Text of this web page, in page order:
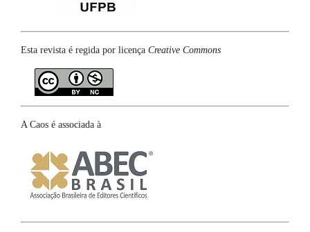
Esta revista é regida por licença Creative Commons
A Caos é associada à